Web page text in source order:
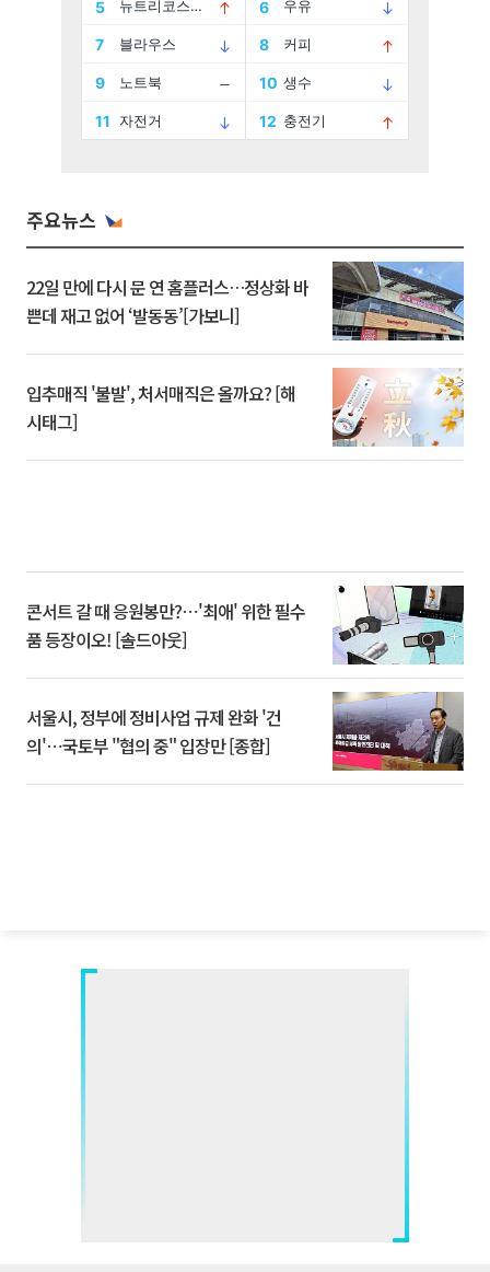
주요뉴스
22일 만에 다시 문 연 홈플러스…정상화 바
쁜데 재고 없어 ‘발동동’[가보니]
입추매직 '불발', 처서매직은 올까요? [해
시태그]
콘서트 갈 때 응원봉만?⋯'최애' 위한 필수
품 등장이오! [솔드아웃]
서울시, 정부에 정비사업 규제 완화 '건
의'⋯국토부 "협의 중" 입장만 [종합]